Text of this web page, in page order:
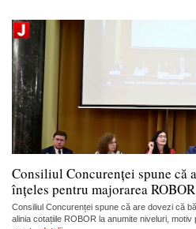
Consiliul Concurenței spune că
înțeles pentru majorarea ROBOR
Consiliul Concurenței spune că are dovezi că
alinia cotațiile ROBOR la anumite niveluri,